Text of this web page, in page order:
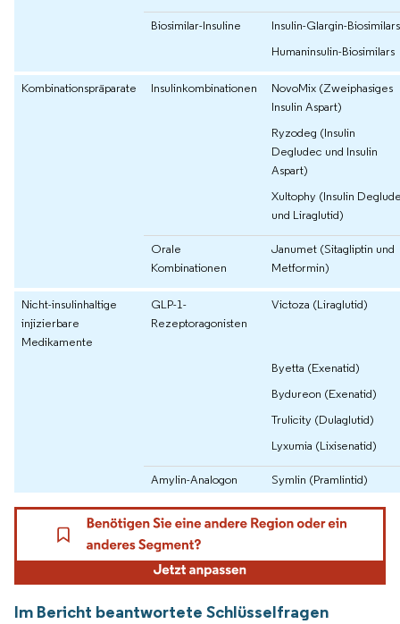
Biosimilar-Insuline
Insulin-Glargin-Biosimilars
Humaninsulin-Biosimilars
Kombinationspräparate Insulinkombinationen
NovoMix (Zweiphasiges
Insulin Aspart)
Ryzodeg (Insulin
Degludec und Insulin
Aspart)
Xultophy (Insulin
und Liraglutid)
Orale
Kombinationen
Janumet (Sitagliptin und
Metformin)
Nicht-insulinhaltige
injizierbare
Medikamente
GLP-1-
Rezeptoragonisten
Victoza (Liraglutid)
Byetta (Exenatid)
Bydureon (Exenatid)
Trulicity (Dulaglutid)
Lyxumia (Lixisenatid)
Amylin-Analogon Symlin (Pramlintid)
Im Bericht beantwortete Schlüsselfragen